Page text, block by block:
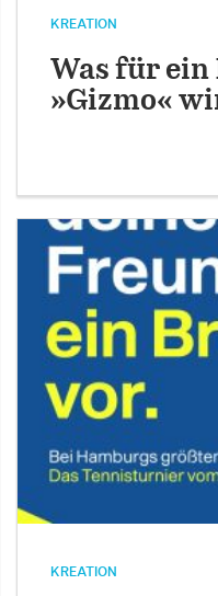
KREATION
Was für ein
»Gizmo«
KREATION